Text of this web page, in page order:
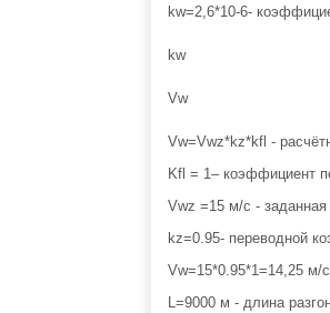
kw=2,6*10-6-
kw
Vw
Vw=Vwz*kz*kfl -
Kfl = 1– коэффициент
Vwz =15 м/с -
kz=0.95- переводной
Vw=15*0.95*1=14,25 м/с
L=9000 м - длина